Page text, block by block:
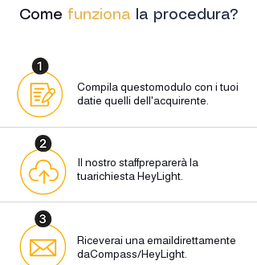
Come funziona la procedura?
Compila questomodulo con i tuoi
datie quelli dell'acquirente.
Il nostro staffpreparerà la
tuarichiesta HeyLight.
Riceverai una emaildirettamente
daCompass/HeyLight.